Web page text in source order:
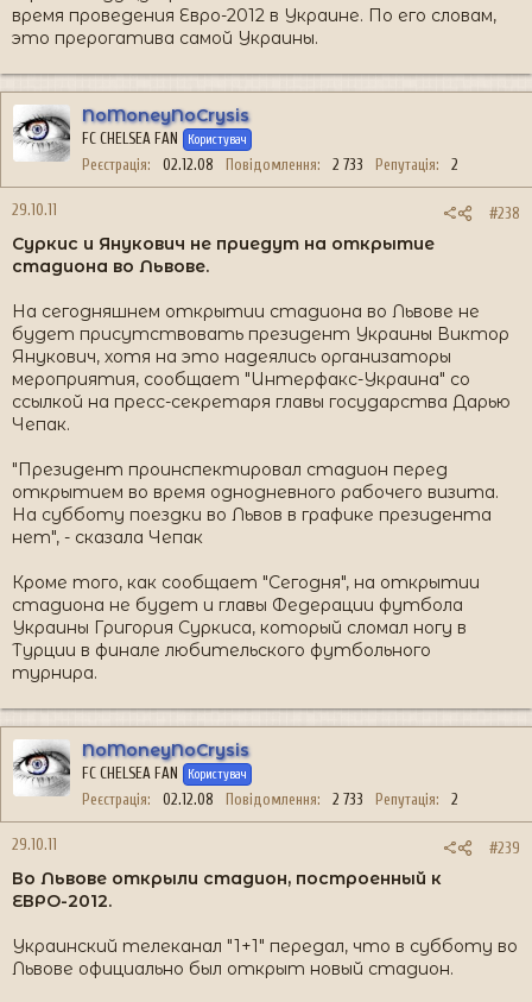
время проведения Евро-2012 в Украине. По его словам,
это прерогатива самой Украины.
NoMoneyNoCrysis
FC CHELSEA FAN Користувач
Реєстрація 02.12.08 Повідомлення 2 733 Репутація 2
29.10.11 #238
Суркис и Янукович не приедут на открытие
стадиона во Львове.
На сегодняшнем открытии стадиона во Львове не
будет присутствовать президент Украины Виктор
Янукович, хотя на это надеялись организаторы
мероприятия, сообщает "Интерфакс-Украина" со
ссылкой на пресс-секретаря главы государства Дарью
Чепак.
"Президент проинспектировал стадион перед
открытием во время однодневного рабочего визита.
На субботу поездки во Львов в графике президента
нет", - сказала Чепак
Кроме того, как сообщает "Сегодня", на открытии
стадиона не будет и главы Федерации футбола
Украины Григория Суркиса, который сломал ногу в
Турции в финале любительского футбольного
турнира.
NoMoneyNoCrysis
FC CHELSEA FAN Користувач
Реєстрація 02.12.08 Повідомлення 2 733 Репутація 2
29.10.11 #239
Во Львове открыли стадион, построенный к
ЕВРО-2012.
Украинский телеканал "1+1" передал, что в субботу во
Львове официально был открыт новый стадион.